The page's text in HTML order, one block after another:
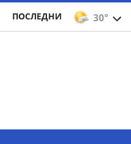
30°
ПОСЛЕДНИ